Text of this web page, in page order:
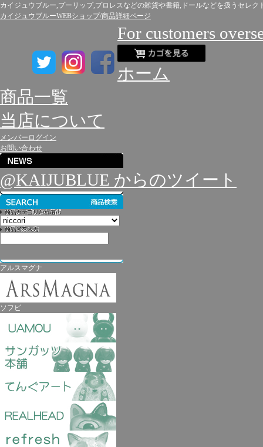
カイジュウブルー,プーリップ,プロレスなどの雑貨や書籍,ドールなどを扱うセレク
カイジュウブルーWEBショップ/商品詳細ページ
For customers
ホーム
商品一覧
当店について
メンバーログイン
お問い合わせ
@KAIJUBLUE からのツイート
アルスマグナ
ソフビ